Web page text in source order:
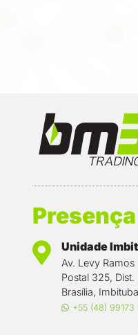
Unidade
Av. Levy
Postal 325,
Brasília,
+55 (48) 99173